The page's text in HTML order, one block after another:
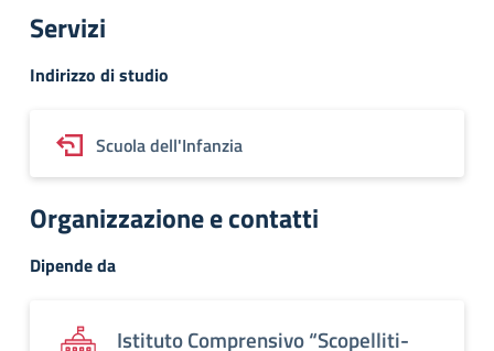
Servizi
Indirizzo di studio
Scuola dell'Infanzia
Organizzazione e contatti
Dipende da
Istituto Comprensivo “Scopelliti-